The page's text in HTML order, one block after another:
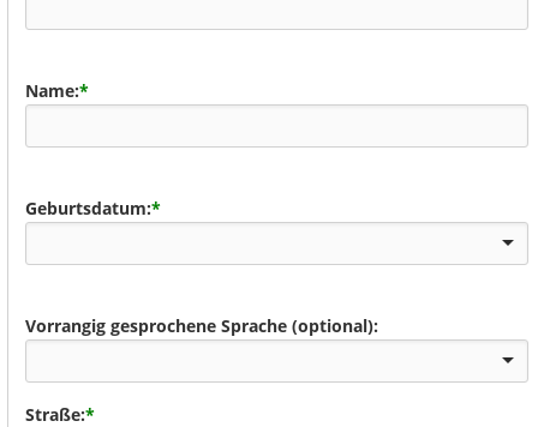
Name:*
Geburtsdatum:*
Vorrangig gesprochene Sprache (optional):
Straße:*